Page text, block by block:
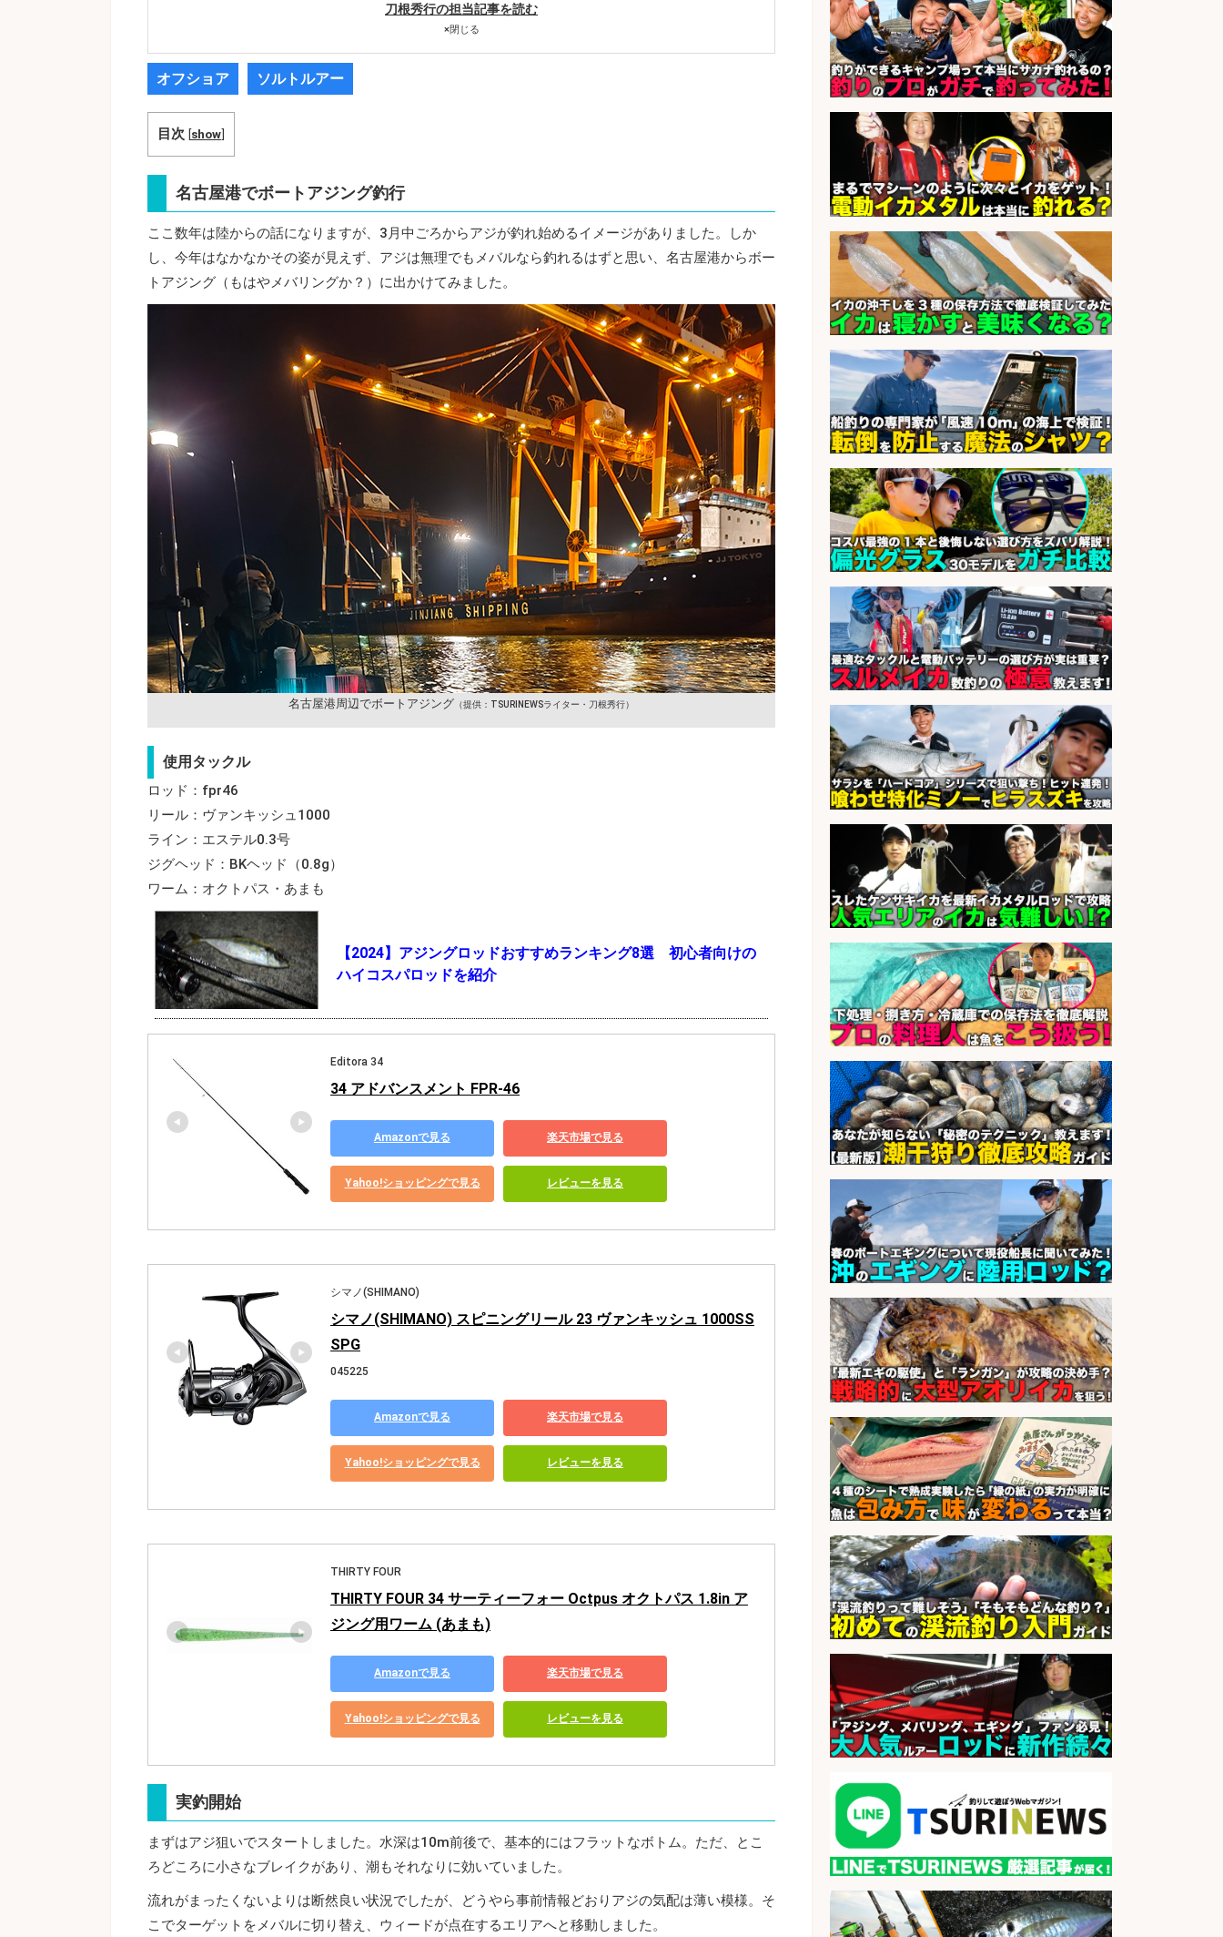
刀根秀行の担当記事を読む
×閉じる
オフショア ソルトルアー
目次 [show]
名古屋港でボートアジング釣行
ここ数年は陸からの話になりますが、3月中ごろからアジが釣れ始めるイメージがありました。しか
し、今年はなかなかその姿が見えず、アジは無理でもメバルなら釣れるはずと思い、名古屋港からボー
トアジング（もはやメバリングか？）に出かけてみました。
名古屋港周辺でボートアジング （提供：TSURINEWSライター・刀根秀行）
使用タックル
ロッド：fpr46
リール：ヴァンキッシュ1000
ライン：エステル0.3号
ジグヘッド：BKヘッド（0.8g）
ワーム：オクトパス・あまも
【2024】アジングロッドおすすめランキング8選 初心者向けの
ハイコスパロッドを紹介
Editora 34
34 アドバンスメント FPR-46
Amazonで見る 楽天市場で見る
Yahoo!ショッピングで見る レビューを見る
シマノ(SHIMANO)
シマノ(SHIMANO) スピニングリール 23 ヴァンキッシュ 1000SS
SPG
045225
Amazonで見る 楽天市場で見る
Yahoo!ショッピングで見る レビューを見る
THIRTY FOUR
THIRTY FOUR 34 サーティーフォー Octpus オクトパス 1.8in ア
ジング用ワーム (あまも)
Amazonで見る 楽天市場で見る
Yahoo!ショッピングで見る レビューを見る
実釣開始
まずはアジ狙いでスタートしました。水深は10m前後で、基本的にはフラットなボトム。ただ、とこ
ろどころに小さなブレイクがあり、潮もそれなりに効いていました。
流れがまったくないよりは断然良い状況でしたが、どうやら事前情報どおりアジの気配は薄い模様。そ
こでターゲットをメバルに切り替え、ウィードが点在するエリアへと移動しました。
sponsored by 求人ボックス
釣り具などの出荷作業～～/工場/製
造
会社名 UTグループ株式会社
sponsored by 求人ボックス
日払いOKで即日収入/製造スタッフ/
「堺市堺区」「時給1,600円」入社
祝金10万円/自転車部品や釣り具の
組立/堺市堺区の工場/未経験歓迎
会社名
パーソルファクトリーパートナ
ーズ株式会社
sponsored by 求人ボックス
日払いOKで即日収入/軽作業・物流
その他/「9月末までの短期」釣り具
のピッキング作業など/残業少なめ/
日勤&土日休み/未経験OK!
会社名
UTエージェント株式会社 関西第
二CU
sponsored by 求人ボックス
日払いOKで即日収入/製造スタッフ/
「堺市堺区」 土日祝休みで年間休日
126日&入社祝金10万円/堺市堺区の
工場で自転車部品や釣り具の組立/
日払いOK・未経験歓迎/大阪府
会社名
パーソルファクトリーパートナ
sponsored by 求人ボックス
精肉・青果・鮮魚販売/志布志市周
辺でお魚のカットや商品の陳列スタ
ッフ/未経験歓迎×残業少なめ×車通
勤OK/鹿児島県/志布志市
会社名 株式会社ホットスタッフ鹿児島
sponsored by 求人ボックス
さらに求人情報を見る